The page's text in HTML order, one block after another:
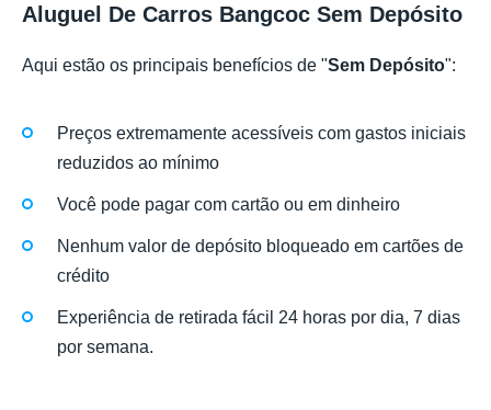
Aluguel De Carros Bangcoc Sem Depósito
Aqui estão os principais benefícios de "Sem Depósito":
Preços extremamente acessíveis com gastos iniciais
reduzidos ao mínimo
Você pode pagar com cartão ou em dinheiro
Nenhum valor de depósito bloqueado em cartões de
crédito
Experiência de retirada fácil 24 horas por dia, 7 dias
por semana.